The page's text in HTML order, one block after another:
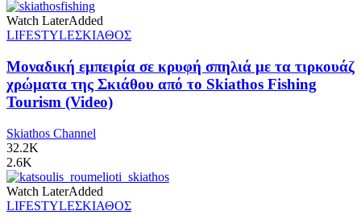
Watch LaterAdded
LIFESTYLEΣΚΙΑΘΟΣ
Μοναδική εμπειρία σε κρυφή σπηλιά με τα τιρκουάζ
χρώματα της Σκιάθου από το Skiathos Fishing
Tourism (Video)
Skiathos Channel
32.2K
2.6K
Watch LaterAdded
LIFESTYLEΣΚΙΑΘΟΣ